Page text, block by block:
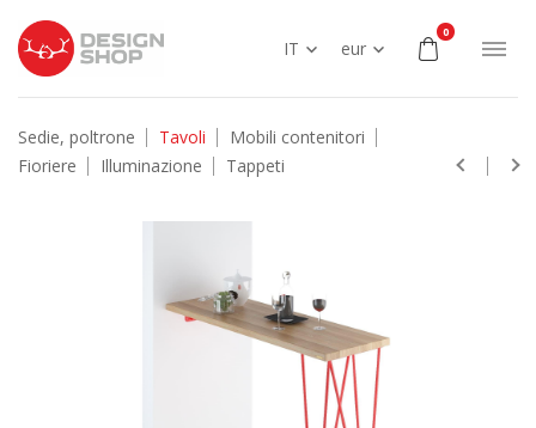
IT eur
0
Sedie, poltrone Tavoli
Mobili contenitori
Fioriere
Illuminazione Tappeti